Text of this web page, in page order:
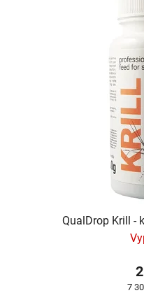
QualDrop Krill -
7